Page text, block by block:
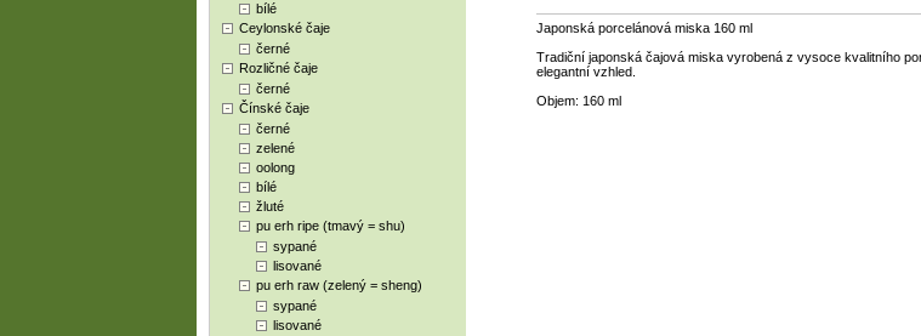
bílé
Ceylonské čaje
černé
Rozličné čaje
černé
Čínské čaje
černé
zelené
oolong
bílé
žluté
pu erh ripe (tmavý = shu)
sypané
lisované
pu erh raw (zelený = sheng)
sypané
lisované
Japonská porcelánová miska 160 ml
Tradiční japonská čajová miska vyrobená z vysoce kvalitního
elegantní vzhled.
Objem: 160 ml